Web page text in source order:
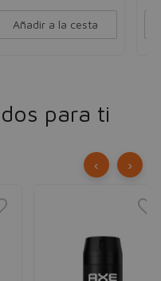
Añadir a la cesta
para ti
‹ ›